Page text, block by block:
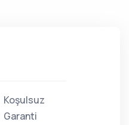
Koşulsuz
Garanti